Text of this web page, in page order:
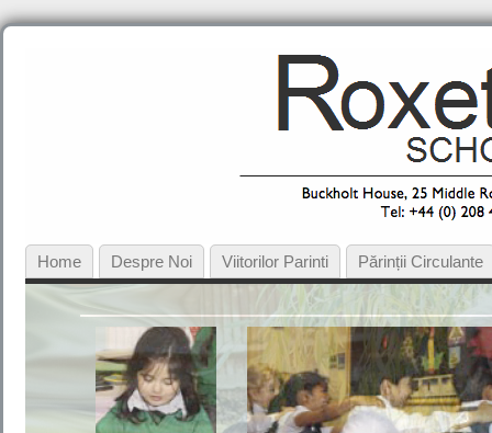
Home Despre Noi Viitorilor Parinti Părinții Circulante